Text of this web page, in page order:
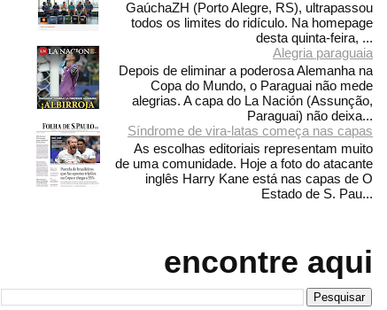
GaúchaZH (Porto Alegre, RS), ultrapassou
todos os limites do ridículo. Na homepage
desta quinta-feira, ...
Alegria paraguaia
Depois de eliminar a poderosa Alemanha na
Copa do Mundo, o Paraguai não mede
alegrias. A capa do La Nación (Assunção,
Paraguai) não deixa...
Síndrome de vira-latas começa nas capas
As escolhas editoriais representam muito
de uma comunidade. Hoje a foto do atacante
inglês Harry Kane está nas capas de O
Estado de S. Pau...
encontre aqui